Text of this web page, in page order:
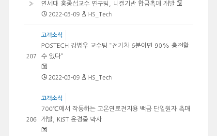
» 연세대 홍종섭교수 연구팀, 니켈기반 합금촉매 개발
2022-03-09 HS_Tech
207
고객소식
POSTECH 강병우 교수팀 “전기차 6분이면 90% 충전할
수 있다”
2022-03-09 HS_Tech
206
고객소식
700℃에서 작동하는 고온연료전지용 백금 단일원자 촉매
개발, KIST 윤경중 박사